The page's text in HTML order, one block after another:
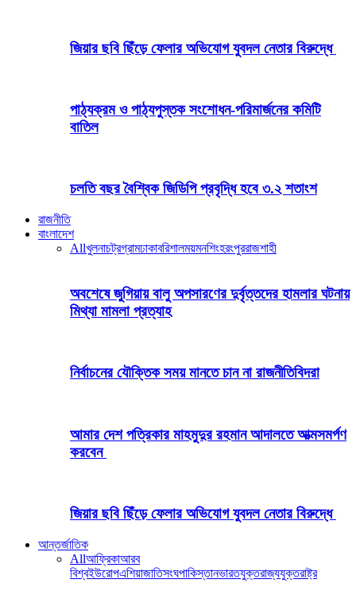
জিয়ার ছবি ছিঁড়ে ফেলার অভিযোগ যুবদল নেতার বিরুদ্ধে
পাঠ্যক্রম ও পাঠ্যপুস্তক সংশোধন-পরিমার্জনের কমিটি
বাতিল
চলতি বছর বৈশ্বিক জিডিপি প্রবৃদ্ধি হবে ৩.২ শতাংশ
রাজনীতি
বাংলাদেশ
Allখুলনাচট্রগ্রামঢাকাবরিশালময়মনশিংহরংপুররাজশাহী
অবশেষে জুগিয়ায় বালু অপসারণের দুর্বৃত্তদের হামলার ঘটনায়
মিথ্যা মামলা প্রত্যাহ
নির্বাচনের যৌক্তিক সময় মানতে চান না রাজনীতিবিদরা
আমার দেশ পত্রিকার মাহমুদুর রহমান আদালতে আত্মসমর্পণ
করবেন
জিয়ার ছবি ছিঁড়ে ফেলার অভিযোগ যুবদল নেতার বিরুদ্ধে
আন্তর্জাতিক
Allআফ্রিকাআরব
বিশ্বইউরোপএশিয়াজাতিসংঘপাকিস্তানভারতযুক্তরাজ্যযুক্তরাষ্ট্র